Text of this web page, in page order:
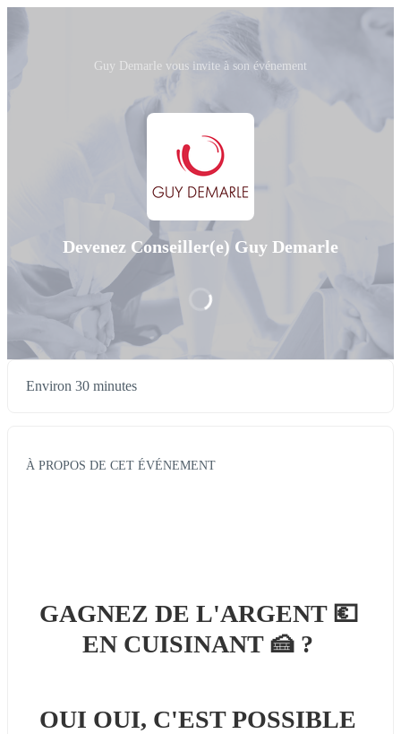
Guy Demarle vous invite à son événement
Devenez Conseiller(e) Guy Demarle
Environ 30 minutes
À PROPOS DE CET ÉVÉNEMENT
GAGNEZ DE L'ARGENT 💶
EN CUISINANT 🍰 ?
OUI OUI, C'EST POSSIBLE